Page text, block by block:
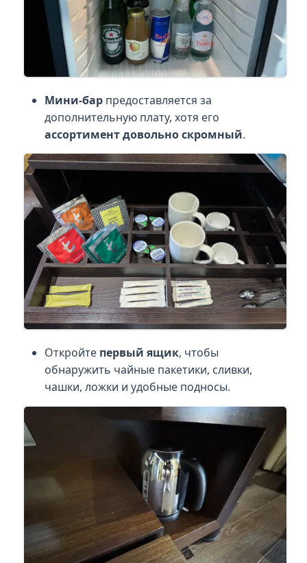
Мини-барпредоставляется за
дополнительную плату, хотя его
ассортимент довольно скромный.
Откройте первый ящик, чтобы
обнаружить чайные пакетики, сливки,
чашки, ложки и удобные подносы.